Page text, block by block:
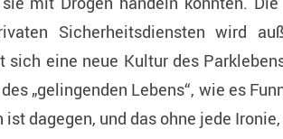
Sicherheitsdiensten wird
sich eine neue Kultur des
„gelingenden Lebens“, wie es
ist dagegen, und das ohne jede